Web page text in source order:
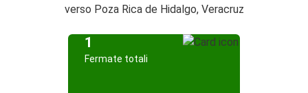
verso Poza Rica de Hidalgo, Veracruz
1
Fermate totali